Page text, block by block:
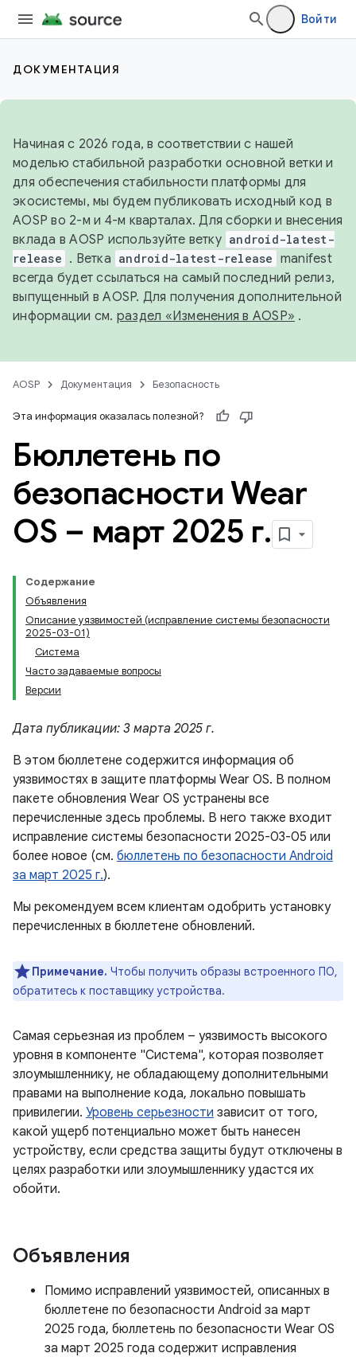
Войти
ДОКУМЕНТАЦИЯ
Начиная с 2026 года, в соответствии с нашей
моделью стабильной разработки основной ветки и
для обеспечения стабильности платформы для
экосистемы, мы будем публиковать исходный код в
AOSP во 2-м и 4-м кварталах. Для сборки и внесения
вклада в AOSP используйте ветку android-latest-
release . Ветка android-latest-release manifest
всегда будет ссылаться на самый последний релиз,
выпущенный в AOSP. Для получения дополнительной
информации см. раздел «Изменения в AOSP» .
AOSP Документация Безопасность
Эта информация оказалась полезной?
Бюллетень по
безопасности Wear
OS – март 2025 г.
Содержание
Объявления
Описание уязвимостей (исправление системы безопасности
2025-03-01)
Система
Часто задаваемые вопросы
Версии
Дата публикации: 3 марта 2025 г.
В этом бюллетене содержится информация об
уязвимостях в защите платформы Wear OS. В полном
пакете обновления Wear OS устранены все
перечисленные здесь проблемы. В него также входит
исправление системы безопасности 2025-03-05 или
более новое (см. бюллетень по безопасности Android
за март 2025 г.).
Мы рекомендуем всем клиентам одобрить установку
перечисленных в бюллетене обновлений.
Примечание. Чтобы получить образы встроенного ПО,
обратитесь к поставщику устройства.
Самая серьезная из проблем – уязвимость высокого
уровня в компоненте "Система", которая позволяет
злоумышленнику, не обладающему дополнительными
правами на выполнение кода, локально повышать
привилегии. Уровень серьезности зависит от того,
какой ущерб потенциально может быть нанесен
устройству, если средства защиты будут отключены в
целях разработки или злоумышленнику удастся их
обойти.
Объявления
Помимо исправлений уязвимостей, описанных в
бюллетене по безопасности Android за март
2025 года, бюллетень по безопасности Wear OS
за март 2025 года содержит исправления